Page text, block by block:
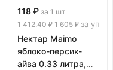
118 ₽ за 1 шт
1 412.40 ₽ 1 605 ₽ за уп
Нектар Maimo
яблоко-персик-
айва 0.33 литра,